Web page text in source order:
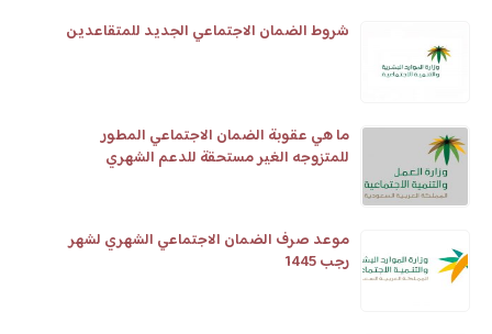
شروط الضمان الاجتماعي الجديد للمتقاعدين
ما هي عقوبة الضمان الاجتماعي المطور
للمتزوجه الغير مستحقة للدعم الشهري
موعد صرف الضمان الاجتماعي الشهري لشهر
رجب 1445